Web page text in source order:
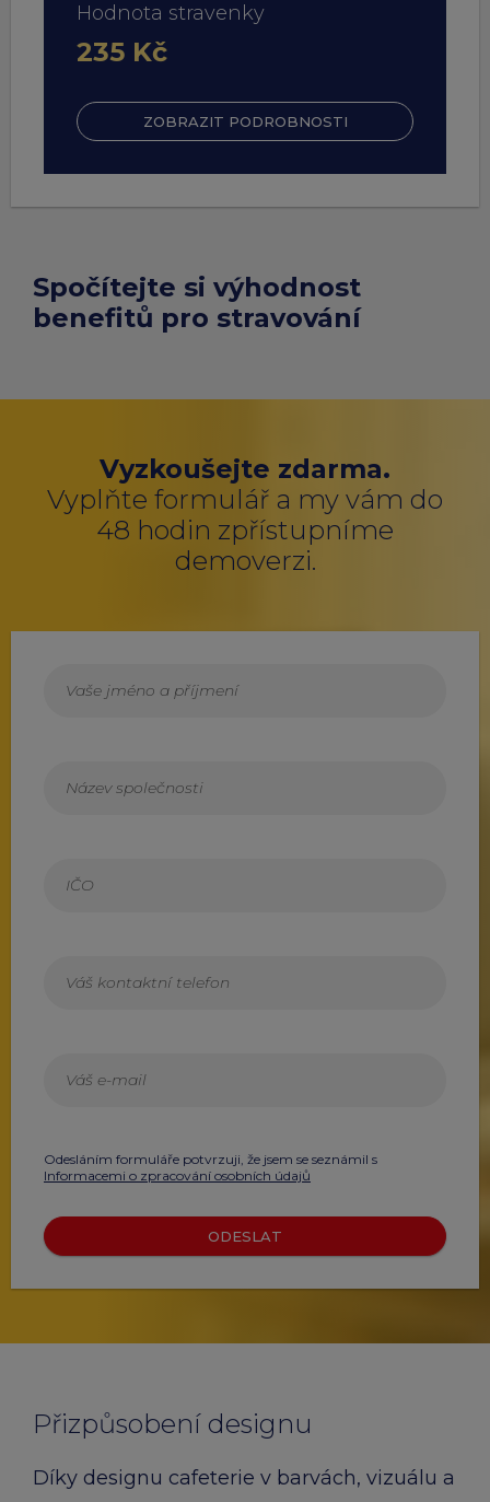
Hodnota stravenky
235 Kč
ZOBRAZIT PODROBNOSTI
Spočítejte si výhodnost
benefitů pro stravování
Vyzkoušejte zdarma.
Vyplňte formulář a my vám do
48 hodin zpřístupníme
demoverzi.
Odesláním formuláře potvrzuji, že jsem se seznámil s
Informacemi o zpracování osobních údajů
ODESLAT
Přizpůsobení designu
Díky designu cafeterie v barvách, vizuálu a